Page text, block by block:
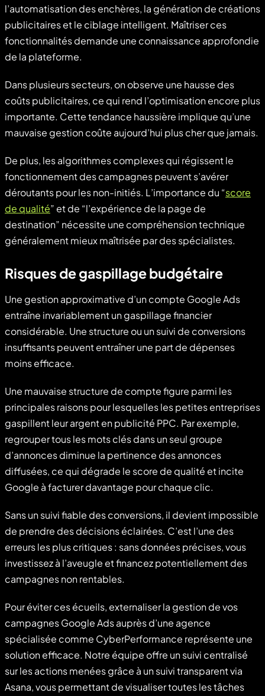
l’automatisation des enchères, la génération de créations
publicitaires et le ciblage intelligent. Maîtriser ces
fonctionnalités demande une connaissance approfondie
de la plateforme.
Dans plusieurs secteurs, on observe une hausse des
coûts publicitaires, ce qui rend l’optimisation encore plus
importante. Cette tendance haussière implique qu’une
mauvaise gestion coûte aujourd’hui plus cher que jamais.
De plus, les algorithmes complexes qui régissent le
fonctionnement des campagnes peuvent s’avérer
déroutants pour les non-initiés. L’importance du “score
de qualité” et de “l’expérience de la page de
destination” nécessite une compréhension technique
généralement mieux maîtrisée par des spécialistes.
Risques de gaspillage budgétaire
Une gestion approximative d’un compte Google Ads
entraîne invariablement un gaspillage financier
considérable. Une structure ou un suivi de conversions
insuffisants peuvent entraîner une part de dépenses
moins efficace.
Une mauvaise structure de compte figure parmi les
principales raisons pour lesquelles les petites entreprises
gaspillent leur argent en publicité PPC. Par exemple,
regrouper tous les mots clés dans un seul groupe
d’annonces diminue la pertinence des annonces
diffusées, ce qui dégrade le score de qualité et incite
Google à facturer davantage pour chaque clic.
Sans un suivi fiable des conversions, il devient impossible
de prendre des décisions éclairées. C’est l’une des
erreurs les plus critiques : sans données précises, vous
investissez à l’aveugle et financez potentiellement des
campagnes non rentables.
Pour éviter ces écueils, externaliser la gestion de vos
campagnes Google Ads auprès d’une agence
spécialisée comme CyberPerformance représente une
solution efficace. Notre équipe offre un suivi centralisé
sur les actions menées grâce à un suivi transparent via
Asana, vous permettant de visualiser toutes les tâches